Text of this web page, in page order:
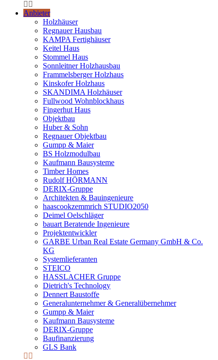
Anbieter
Holzhäuser
Regnauer Hausbau
KAMPA Fertighäuser
Keitel Haus
Stommel Haus
Sonnleitner Holzhausbau
Frammelsberger Holzhaus
Kinskofer Holzhaus
SKANDIMA Holzhäuser
Fullwood Wohnblockhaus
Fingerhut Haus
Objektbau
Huber & Sohn
Regnauer Objektbau
Gumpp & Maier
BS Holzmodulbau
Kaufmann Bausysteme
Timber Homes
Rudolf HÖRMANN
DERIX-Gruppe
Architekten & Bauingenieure
haascookzemmrich STUDIO2050
Deimel Oelschläger
bauart Beratende Ingenieure
Projektentwickler
GARBE Urban Real Estate Germany GmbH & Co.
KG
Systemlieferanten
STEICO
HASSLACHER Gruppe
Dietrich's Technology
Dennert Baustoffe
Generalunternehmer & Generalübernehmer
Gumpp & Maier
Kaufmann Bausysteme
DERIX-Gruppe
Baufinanzierung
GLS Bank